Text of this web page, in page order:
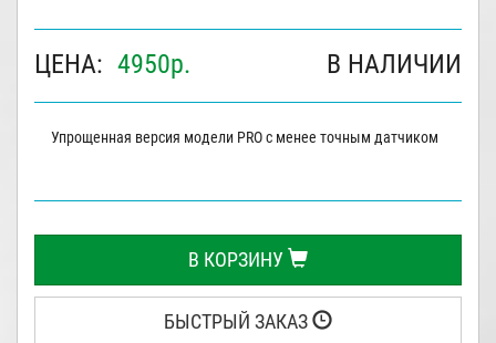
ЦЕНА: 4950р. В НАЛИЧИИ
Упрощенная версия модели PRO с менее точным датчиком
В КОРЗИНУ
БЫСТРЫЙ ЗАКАЗ